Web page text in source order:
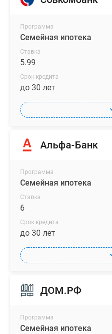
Программа
Семейная ипотека
Ставка
5.99
Срок кредита
до 30 лет
Альфа-Банк
Программа
Семейная ипотека
Ставка
6
Срок кредита
до 30 лет
ДОМ.РФ
Программа
Семейная ипотека